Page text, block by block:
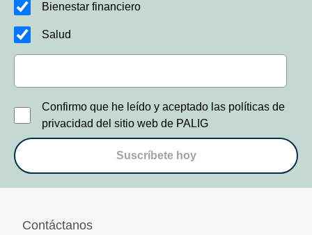
Bienestar financiero
Salud
Confirmo que he leído y aceptado las políticas de
privacidad del sitio web de PALIG
Suscríbete hoy
Contáctanos